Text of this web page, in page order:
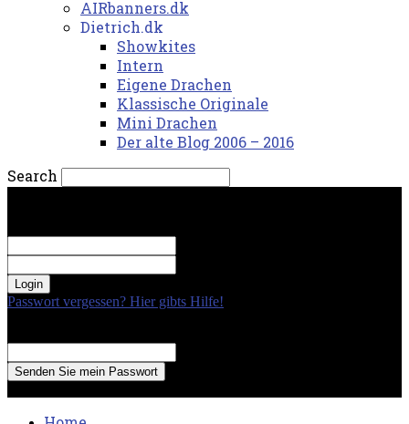
AIRbanners.dk
Dietrich.dk
Showkites
Intern
Eigene Drachen
Klassische Originale
Mini Drachen
Der alte Blog 2006 – 2016
Search
Passwort vergessen? Hier gibts Hilfe!